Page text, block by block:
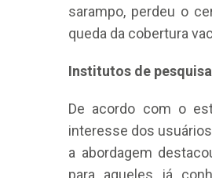
sarampo, perdeu o
queda da cobertura
Institutos de
De acordo com o
interesse dos
a abordagem
para aqueles já